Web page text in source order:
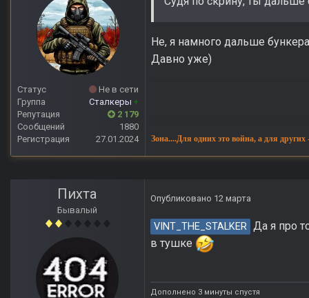
Статус
Не в сети
Группа
Сталкеры +
Репутация
2 179
Сообщений
1880
Регистрация
27.01.2024
Не, я намного дальше
Давно уже)
Зона....Для одних это война, а для
Пихта
Бывалый
Опубликовано 12 марта
VINT_THE_STALKER Да я про
в тушке
Дополнено 3 минуты спустя